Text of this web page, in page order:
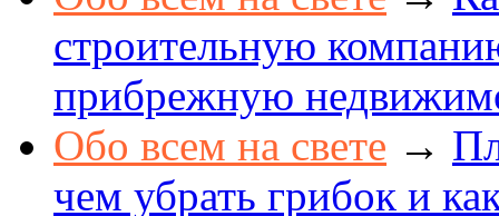
строительную
прибрежную
Обо всем на свете →
чем убрать грибок и